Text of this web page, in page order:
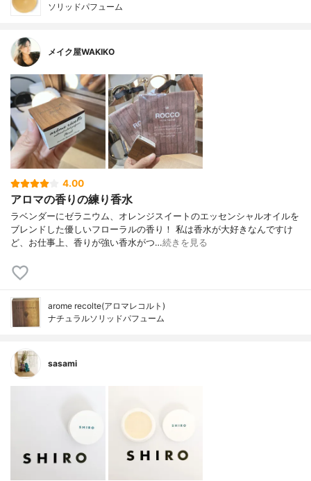
ソリッドパフューム
メイク屋WAKIKO
4.00
アロマの香りの練り香水
ラベンダーにゼラニウム、オレンジスイートのエッセンシャルオイルを
ブレンドした優しいフローラルの香り！ 私は香水が大好きなんですけ
ど、お仕事上、香りが強い香水がつ…続きを見る
arome recolte(アロマレコルト)
ナチュラルソリッドパフューム
sasami